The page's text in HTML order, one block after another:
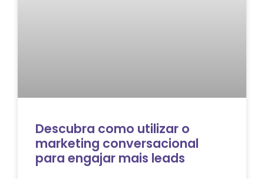
Descubra como utilizar o
marketing conversacional
para engajar mais leads